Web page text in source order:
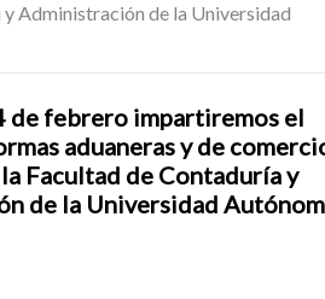
Administración de la Universidad
de febrero impartiremos el
aduaneras y de
Facultad de Contaduría y
de la Universidad